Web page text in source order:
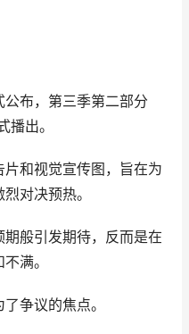
公布，第三季第二部分
播出。
和视觉宣传图，旨在为
对决预热。
般引发期待，反而是在
满。
争议的焦点。